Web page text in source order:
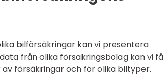
bilförsäkringar kan vi presentera
från olika försäkringsbolag kan vi få
försäkringar och för olika biltyper.